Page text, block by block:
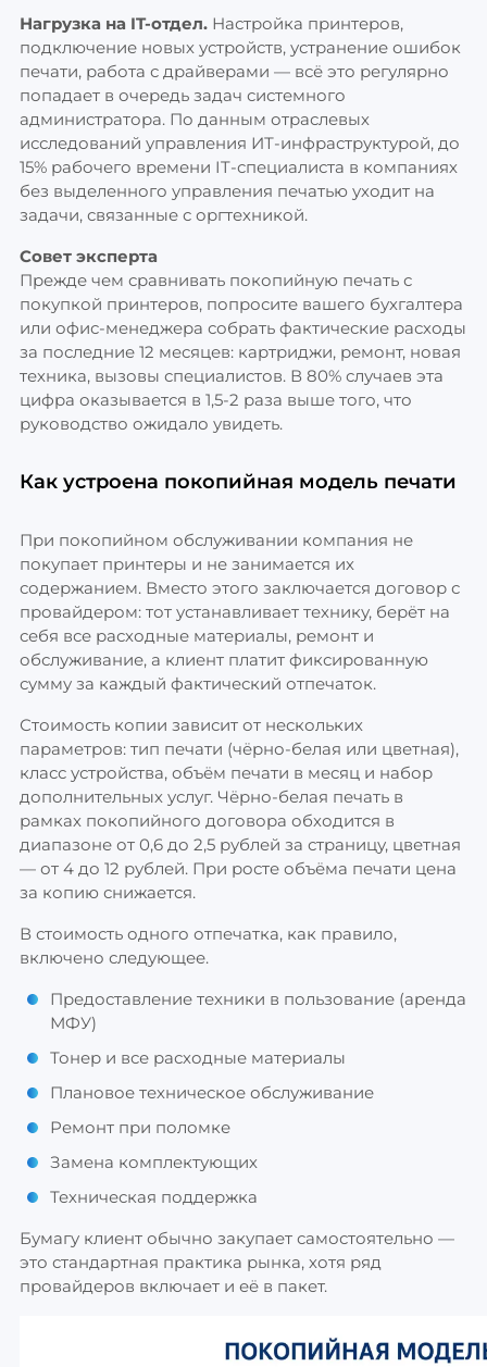
Нагрузка на IT-отдел. Настройка принтеров,
подключение новых устройств, устранение ошибок
печати, работа с драйверами — всё это регулярно
попадает в очередь задач системного
администратора. По данным отраслевых
исследований управления ИТ-инфраструктурой, до
15% рабочего времени IT-специалиста в компаниях
без выделенного управления печатью уходит на
задачи, связанные с оргтехникой.
Совет эксперта
Прежде чем сравнивать покопийную печать с
покупкой принтеров, попросите вашего бухгалтера
или офис-менеджера собрать фактические расходы
за последние 12 месяцев: картриджи, ремонт, новая
техника, вызовы специалистов. В 80% случаев эта
цифра оказывается в 1,5-2 раза выше того, что
руководство ожидало увидеть.
Как устроена покопийная модель печати
При покопийном обслуживании компания не
покупает принтеры и не занимается их
содержанием. Вместо этого заключается договор с
провайдером: тот устанавливает технику, берёт на
себя все расходные материалы, ремонт и
обслуживание, а клиент платит фиксированную
сумму за каждый фактический отпечаток.
Стоимость копии зависит от нескольких
параметров: тип печати (чёрно-белая или цветная),
класс устройства, объём печати в месяц и набор
дополнительных услуг. Чёрно-белая печать в
рамках покопийного договора обходится в
диапазоне от 0,6 до 2,5 рублей за страницу, цветная
— от 4 до 12 рублей. При росте объёма печати цена
за копию снижается.
В стоимость одного отпечатка, как правило,
включено следующее.
Предоставление техники в пользование (аренда
МФУ)
Тонер и все расходные материалы
Плановое техническое обслуживание
Ремонт при поломке
Замена комплектующих
Техническая поддержка
Бумагу клиент обычно закупает самостоятельно —
это стандартная практика рынка, хотя ряд
провайдеров включает и её в пакет.